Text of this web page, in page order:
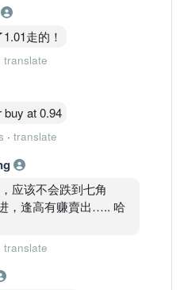
走的！
translate
buy at 0.94
· translate
应该不会跌到七角
，逢高有赚賣出….. 哈
translate